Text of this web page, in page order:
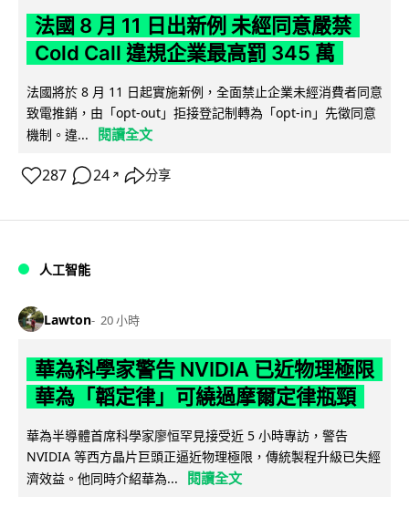
法國 8 月 11 日出新例 未經同意嚴禁
Cold Call 違規企業最高罰 345 萬
法國將於 8 月 11 日起實施新例，全面禁止企業未經消費者同意
致電推銷，由「opt-out」拒接登記制轉為「opt-in」先徵同意
機制。違...
閱讀全文
287 24 ↗ 分享
人工智能
Lawton 20 小時
華為科學家警告 NVIDIA 已近物理極限
華為「韜定律」可繞過摩爾定律瓶頸
華為半導體首席科學家廖恒罕見接受近 5 小時專訪，警告
NVIDIA 等西方晶片巨頭正逼近物理極限，傳統製程升級已失經
濟效益。他同時介紹華為...
閱讀全文